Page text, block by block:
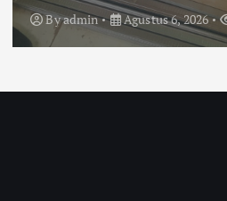
Byadmin Agustus 6, 2026